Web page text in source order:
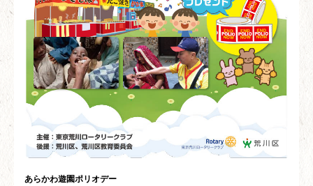
あらかわ遊園ポリオデー